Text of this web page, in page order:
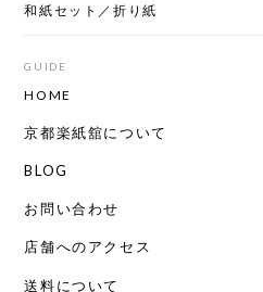
和紙セット／折り紙
GUIDE
HOME
京都楽紙舘について
BLOG
お問い合わせ
店舗へのアクセス
送料について